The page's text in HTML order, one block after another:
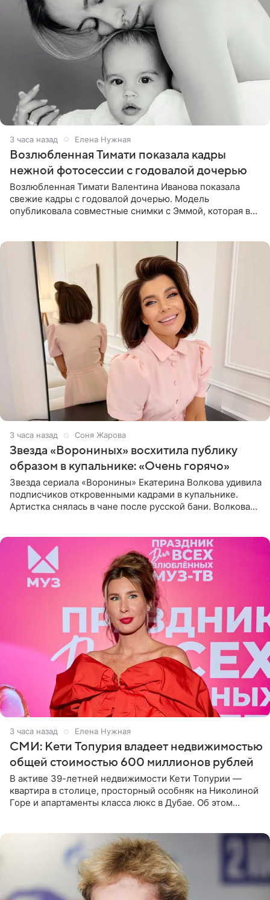
3 часа назад Елена Нужная
Возлюбленная Тимати показала кадры
нежной фотосессии с годовалой дочерью
Возлюбленная Тимати Валентина Иванова показала
свежие кадры с годовалой дочерью. Модель
опубликовала совместные снимки с Эммой, которая в
3 часа назад Соня Жарова
Звезда «Ворониных» восхитила публику
образом в купальнике: «Очень горячо»
Звезда сериала «Воронины» Екатерина Волкова удивила
подписчиков откровенными кадрами в купальнике.
Артистка снялась в чане после русской бани. Волкова
3 часа назад Елена Нужная
СМИ: Кети Топурия владеет недвижимостью
общей стоимостью 600 миллионов рублей
В активе 39-летней недвижимости Кети Топурии —
квартира в столице, просторный особняк на Николиной
Горе и апартаменты класса люкс в Дубае. Об этом